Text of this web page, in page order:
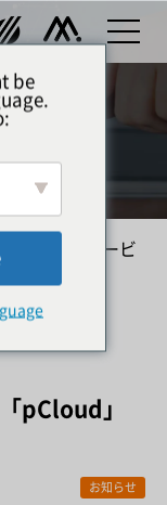
トレージサービ
pCloud」
お知らせ
be